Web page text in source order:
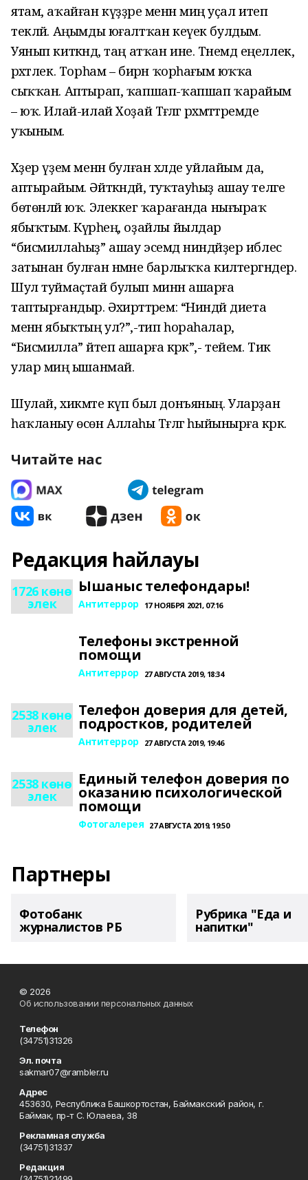
ятам, аҡайған күҙҙәре менән миңә уҫал итеп
текләй. Аңымды юғалтҡан кеүек булдым.
Уянып киткәндә, таң атҡан ине. Тәнемдә еңеллек,
рәхәтлек. Торһам – бирән ҡорһағым юҡҡа
сыҡҡан. Аптырап, ҡапшап-ҡапшап ҡарайым
– юҡ. Илай-илай Хоҙай Тәғәләгә рәхмәттәремде
уҡыным.
Хәҙер үҙем менән булған хәлде уйлайым да,
аптырайым. Әйткәндәй, туҡтауһыҙ ашау теләге
бөтөнләй юҡ. Элеккегә ҡарағанда нығыраҡ
ябыҡтым. Күрәһең, оҙайлы йылдар
“бисмиллаһыҙ” ашау эсемдә ниндәйҙер иблес
затынан булған нәмәне барлыҡҡа килтергәндер.
Шул туймаҫтай булып минән ашарға
таптырғандыр. Әхирәттәрем: “Ниндәй диета
менән ябыҡтың ул?”,-тип һораһалар,
“Бисмилла” әйтеп ашарға кәрәк”,- тейем. Тик
улар миңә ышанмай.
Шулай, хикмәте күп был донъяның. Уларҙан
һаҡланыу өсөн Аллаһы Тәғәләгә һыйынырға кәрәк.
Читайте нас
Редакция һайлауы
1726 көнө
элек
Ышаныс телефондары!
Антитеррор 17 НОЯБРЯ 2021, 07:16
Телефоны экстренной
помощи
Антитеррор 27 АВГУСТА 2019, 18:34
2538 көнө
элек
Телефон доверия для детей,
подростков, родителей
Антитеррор 27 АВГУСТА 2019, 19:46
2538 көнө
элек
Единый телефон доверия по
оказанию психологической
помощи
Фотогалерея 27 АВГУСТА 2019, 19:50
Партнеры
Фотобанк
журналистов РБ
Рубрика "Еда и
напитки"
© 2026
Об использовании персональных данных
Телефон
(34751)31326
Эл. почта
sakmar07@rambler.ru
Адрес
453630, Республика Башкортостан, Баймакский район, г.
Баймак, пр-т С. Юлаева, 38
Рекламная служба
(34751)31337
Редакция